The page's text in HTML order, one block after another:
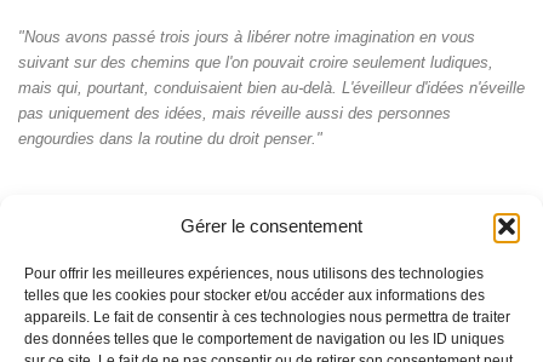
Gérer le consentement
Pour offrir les meilleures expériences, nous utilisons des technologies
telles que les cookies pour stocker et/ou accéder aux informations des
appareils. Le fait de consentir à ces technologies nous permettra de traiter
des données telles que le comportement de navigation ou les ID uniques
"Nous avons passé trois jours à libérer notre imagination en vous
suivant sur des chemins que l'on pouvait croire seulement ludiques,
mais qui, pourtant, conduisaient bien au-delà. L'éveilleur d'idées n'éveille
pas uniquement des idées, mais réveille aussi des personnes
engourdies dans la routine du droit penser."